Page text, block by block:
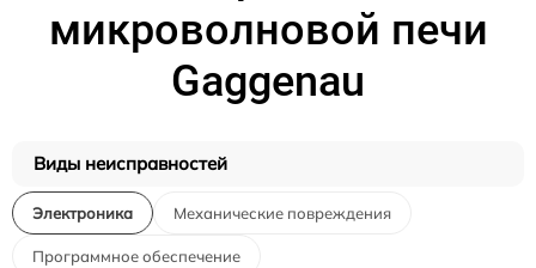
микроволновой печи
Gaggenau
Виды неисправностей
Электроника Механические повреждения
Программное обеспечение